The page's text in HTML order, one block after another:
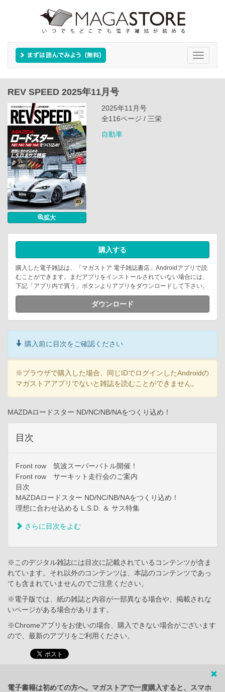
Toggle
REV SPEED 2025年11月号
拡大
2025年11月号
全116ページ / 三栄
自動車
購入する
購入した電子雑誌は、「マガストア 電子雑誌書店」Androidアプリで読
むことができます。まだアプリをインストールされていない場合には、
下記「アプリ内で買う」ボタンよりアプリをダウンロードして下さい。
ダウンロード
購入前に目次をご確認ください
※ブラウザで購入した場合、同じIDでログインしたAndroidの
マガストアアプリでないと雑誌を読むことができません。
MAZDAロードスター ND/NC/NB/NAをつくり込め！
目次
Front row 筑波スーパーバトル開催！
Front row サーキット走行会のご案内
目次
MAZDAロードスター ND/NC/NB/NAをつくり込め！
理想に合わせ込める L.S.D. ＆ サス特集
さらに目次をよむ
※このデジタル雑誌には目次に記載されているコンテンツが含ま
れています。それ以外のコンテンツは、本誌のコンテンツであっ
ても含まれていませんのでご注意ください。
※電子版では、紙の雑誌と内容が一部異なる場合や、掲載されな
いページがある場合があります。
※Chromeアプリをお使いの場合、購入できない場合がございます
ので、最新のアプリをご利用ください。
電子書籍は初めての方へ。マガストアで一度購入すると、スマホ